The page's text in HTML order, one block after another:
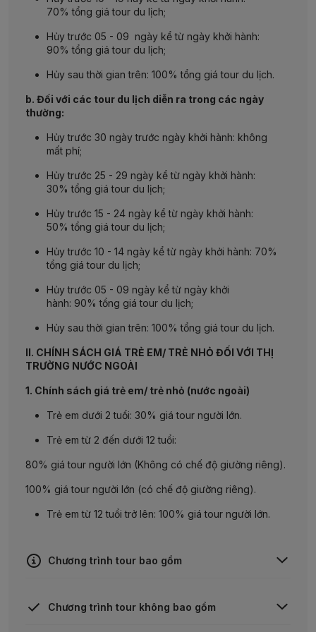
70% tổng giá tour du lịch;
Hủy trước 05 - 09 ngày kể từ ngày khởi hành:
90% tổng giá tour du lịch;
Hủy sau thời gian trên: 100% tổng giá tour du lịch.
b. Đối với các tour du lịch diễn ra trong các ngày
thường:
Hủy trước 30 ngày trước ngày khởi hành: không
mất phí;
Hủy trước 25 - 29 ngày kể từ ngày khởi hành:
30% tổng giá tour du lịch;
Hủy trước 15 - 24 ngày kể từ ngày khởi hành:
50% tổng giá tour du lịch;
Hủy trước 10 - 14 ngày kể từ ngày khởi hành: 70%
tổng giá tour du lịch;
Hủy trước 05 - 09 ngày kể từ ngày khởi
hành: 90% tổng giá tour du lịch;
Hủy sau thời gian trên: 100% tổng giá tour du lịch.
II. CHÍNH SÁCH GIÁ TRẺ EM/ TRẺ NHỎ ĐỐI VỚI THỊ
TRƯỜNG NƯỚC NGOÀI
1. Chính sách giá trẻ em/ trẻ nhỏ (nước ngoài)
Trẻ em dưới 2 tuổi: 30% giá tour người lớn.
Trẻ em từ 2 đến dưới 12 tuổi:
80% giá tour người lớn (Không có chế độ giường riêng).
100% giá tour người lớn (có chế độ giường riêng).
Trẻ em từ 12 tuổi trở lên: 100% giá tour người lớn.
Chương trình tour bao gồm
BUSAN // SEOUL– TP. HCM.
Chương trình tour không bao gồm